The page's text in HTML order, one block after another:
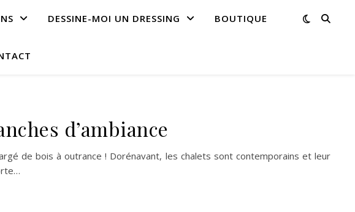
DESSINE-MOI UN DRESSING BOUTIQUE
d’ambiance
de bois à outrance ! Dorénavant, les chalets sont contemporains et leur